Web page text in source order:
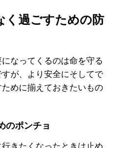
く過ごすための防
なってくるのは命を守る
が、より安全にそしてで
めに揃えておきたいもの
のポンチョ
きたくなったときは止め